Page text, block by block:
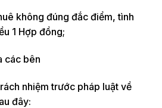
không đúng đắc điểm, tình
1 Hợp đồng;
các bên
nhiệm trước pháp luật về
đây: